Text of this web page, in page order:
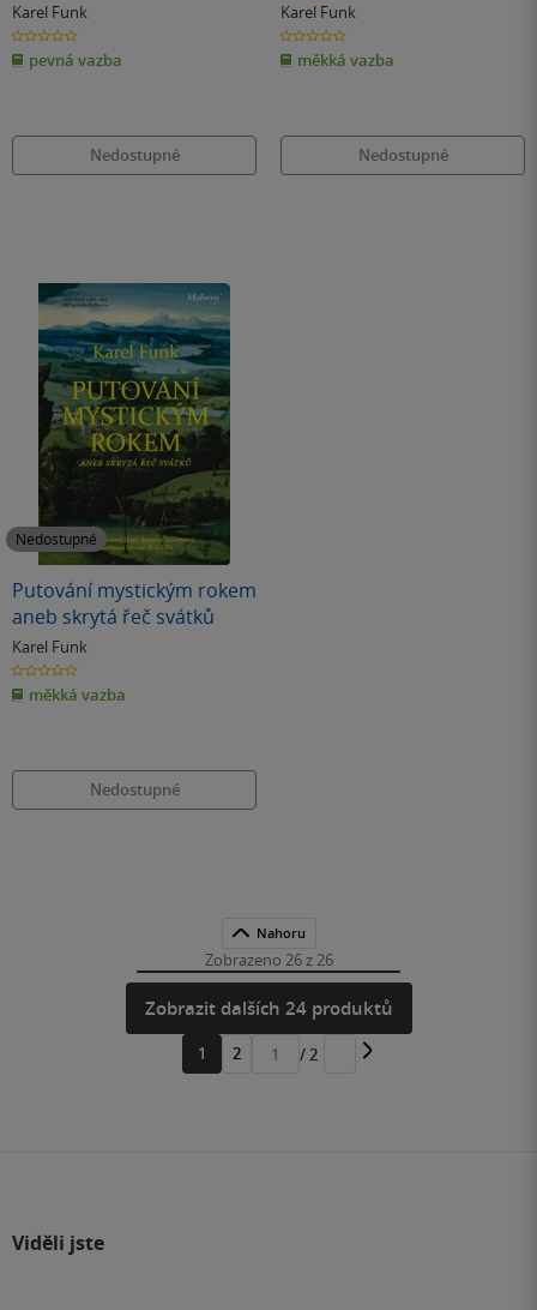
Karel Funk
0.0
z
5
hvězdiček
pevná vazba
Nedostupné
Karel Funk
0.0
z
5
hvězdiček
měkká vazba
Nedostupné
Nedostupné
Putování mystickým rokem
aneb skrytá řeč svátků
Karel Funk
0.0
z
5
hvězdiček
měkká vazba
Nedostupné
Nahoru
Zobrazeno 26 z 26
Zobrazit dalších 24 produktů
1 2
Přejít
/ 2
Viděli jste